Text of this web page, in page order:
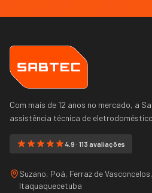
Com mais de 12 anos no mercado, a
assistência técnica de
4.9 · 113 avaliações
Suzano, Poá, Ferraz de
Itaquaquecetuba